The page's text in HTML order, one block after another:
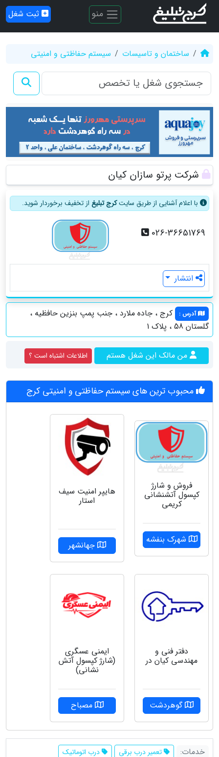
منو ثبت شغل
ساختمان و تاسیسات سیستم حفاظتی و امنیتی
شرکت پرتو سازان کیان
با اعلام آشنایی از طریق سایتکرج تبلیغ از تخفیف برخوردار شوید.
026-36651769
انتشار
آدرس :
کرج ، جاده ملارد ، جنب پمپ بنزین حافظیه ،
گلستان 58 ، پلاک 1
من مالک این شغل هستم اطلاعات اشتباه است ؟
محبوب ترین های سیستم حفاظتی و امنیتی کرج
فروش و شارژ
کپسول آتشنشانی
کریمی
شهرک بنفشه
هایپر امنیت سیف
استار
جهانشهر
دفتر فنی و
مهندسی کیان در
گوهردشت
ایمنی عسگری
(شارژ کپسول آتش
نشانی)
مصباح
خدمات: تعمیر درب برقی
درب اتوماتیک